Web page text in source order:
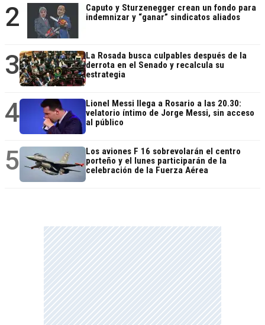
2
Caputo y Sturzenegger crean un fondo para
indemnizar y “ganar” sindicatos aliados
3
La Rosada busca culpables después de la
derrota en el Senado y recalcula su
estrategia
4
Lionel Messi llega a Rosario a las 20.30:
velatorio íntimo de Jorge Messi, sin acceso
al público
5
Los aviones F 16 sobrevolarán el centro
porteño y el lunes participarán de la
celebración de la Fuerza Aérea